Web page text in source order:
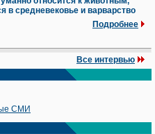
в средневековье и варварство
Подробнее
Все интервью
СМИ